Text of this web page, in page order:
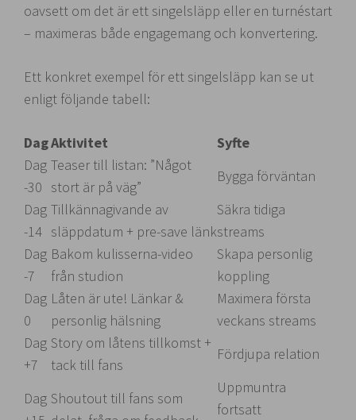
oavsett om det är ett singelsläpp eller en turnéstart
– maximeras både engagemang och konvertering.
Ett konkret exempel för ett singelsläpp kan se ut
enligt följande tabell:
DagAktivitet
Syfte
Dag
-30
Teaser till listan: ”Något
stort är på väg”
Bygga förväntan
Dag
-14
Tillkännagivande av
släppdatum + pre-save länk
Säkra tidiga
streams
Dag
-7
Bakom kulisserna-video
från studion
Skapa personlig
koppling
Dag
0
Låten är ute! Länkar &
personlig hälsning
Maximera första
veckans streams
Dag
+7
Story om låtens tillkomst +
tack till fans
Fördjupa relation
Dag Shoutout till fans som
Uppmuntra
fortsatt